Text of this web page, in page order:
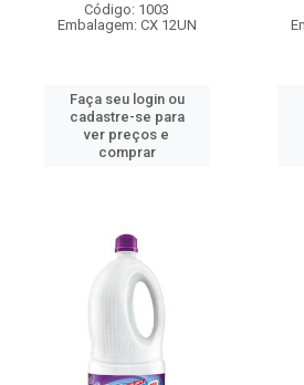
Código: 1003
Embalagem: CX 12UN
Faça seu login ou
cadastre-se para
ver preços e
comprar